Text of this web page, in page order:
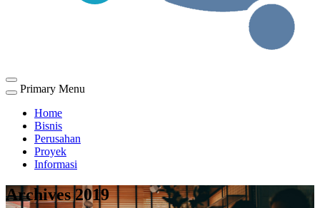
Primary Menu
Home
Bisnis
Perusahan
Proyek
Informasi
Archives 2019